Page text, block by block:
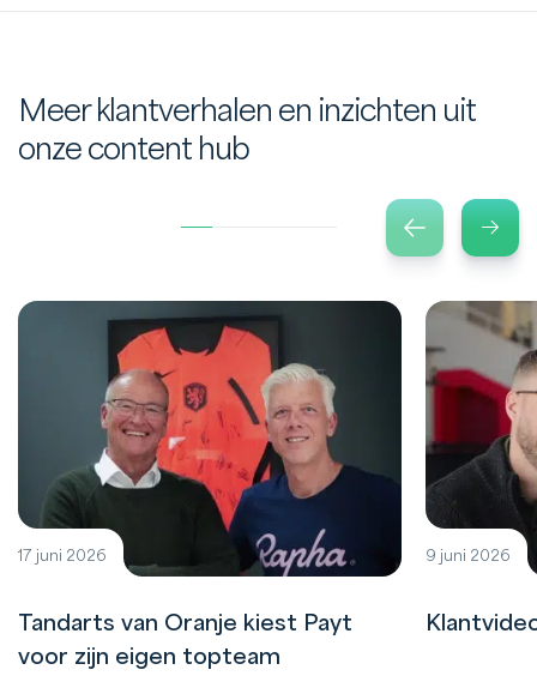
Meer klantverhalen en inzichten uit
onze content hub
17 juni 2026
Tandarts van Oranje kiest Payt
voor zijn eigen topteam
9 juni 2026